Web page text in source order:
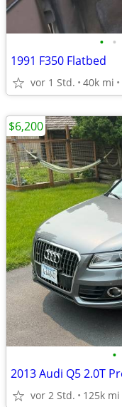
• •
1991 F350 Flatbed
vor 1 Std. 40k mi
•
vor 2 Std. 125k mi
$6,200